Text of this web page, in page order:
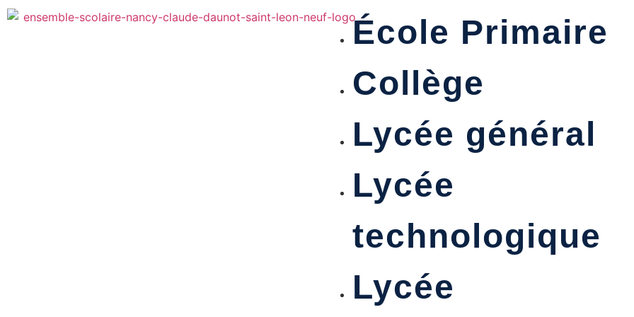
École Primaire
Collège
Lycée général
Lycée
technologique
Lycée